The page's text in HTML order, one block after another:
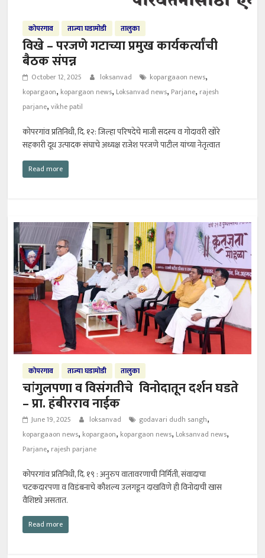
कोपरगाव ताज्या घडामोडी तालुका
विखे – परजणे गटाच्या प्रमुख कार्यकर्त्यांची
बैठक संपन्न
October 12, 2025 loksanvad kopargaaon news,
kopargaon, kopargaon news, Loksanvad news, Parjane, rajesh
parjane,vikhe patil
कोपरगांव प्रतिनिधी, दि. १२: जिल्हा परिषदेचे माजी सदस्य व गोदावरी खोरे
सहकारी दूध उत्पादक संघाचे अध्यक्ष राजेश परजणे पाटील यांच्या नेतृत्वात
Read more
कोपरगाव ताज्या घडामोडी तालुका
चांगुलपणा व विसंगतीचे विनोदातून दर्शन घडते
– प्रा. हंबीरराव नाईक
June 19, 2025 loksanvad godavari dudh sangh,
kopargaaon news, kopargaon, kopargaon news, Loksanvad news,
Parjane, rajesh parjane
कोपरगांव प्रतिनिधी, दि. १९ : अनुरुप वातावरणाची निर्मिती, संवादाचा
चटकदारपणा व विडंबनाचे कौशल्य उलगडून दाखविणे ही विनोदाची खास
वैशिष्ट्ये असतात.
Read more